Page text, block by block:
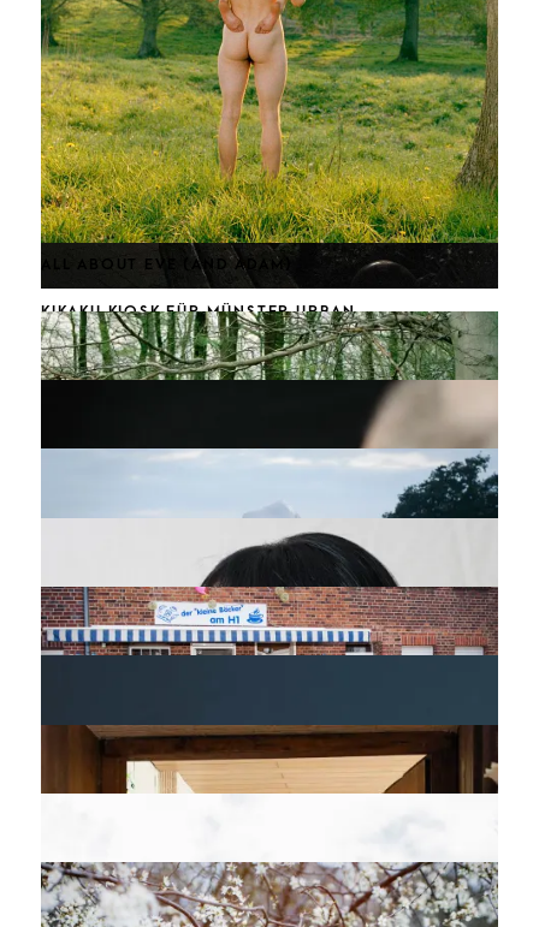
PATTERN PORTRAITS
KIKAKU KIOSK FÜR MÜNSTER URBAN
ALL ABOUT EVE (AND ADAM)
WOMAN ON HORSEBACK
TEAM SKULPTUR PROJEKTE 2017